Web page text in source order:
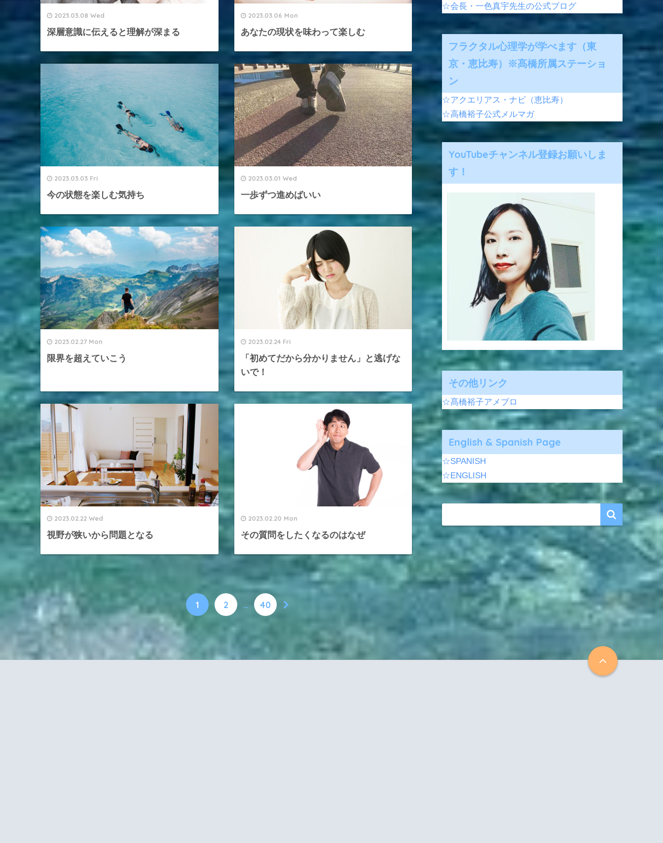
2023.03.08 Wed
深層意識に伝えると理解が深まる
2023.03.06 Mon
あなたの現状を味わって楽しむ
2023.03.03 Fri
今の状態を楽しむ気持ち
2023.03.01 Wed
一歩ずつ進めばいい
2023.02.27 Mon
限界を超えていこう
2023.02.24 Fri
「初めてだから分かりません」と逃げな
いで！
2023.02.22 Wed
視野が狭いから問題となる
2023.02.20 Mon
その質問をしたくなるのはなぜ
1 2 … 40
☆会長・一色真宇先生の公式ブログ
フラクタル心理学が学べます（東
京・恵比寿）※髙橋所属ステーショ
ン
☆アクエリアス・ナビ（恵比寿）
☆高橋裕子公式メルマガ
YouTubeチャンネル登録お願いしま
す！
その他リンク
☆髙橋裕子アメブロ
English & Spanish Page
☆SPANISH
☆ENGLISH